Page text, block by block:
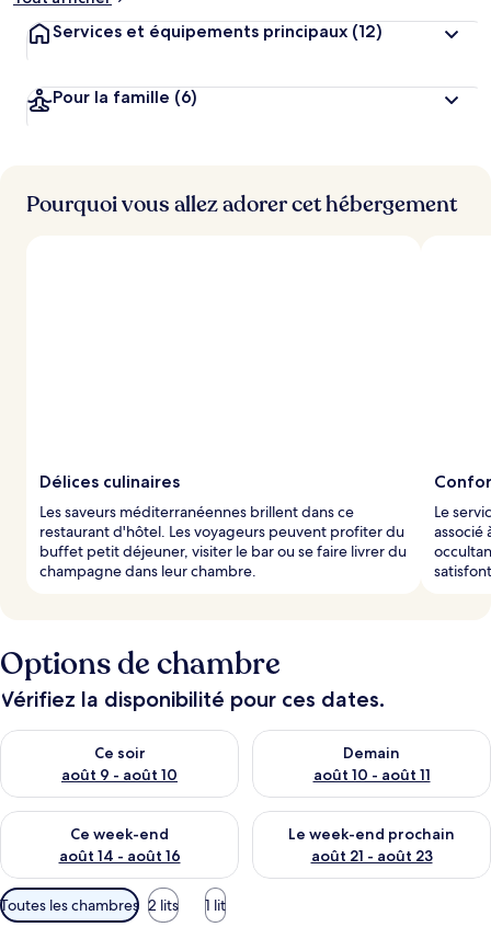
Services et équipements principaux (12)
Pour la famille (6)
Pourquoi vous allez adorer cet hébergement
Délices culinaires
Les saveurs méditerranéennes brillent dans ce
restaurant d'hôtel. Les voyageurs peuvent profiter du
buffet petit déjeuner, visiter le bar ou se faire livrer du
champagne dans leur chambre.
Le
associé
Options de chambre
Vérifiez la disponibilité pour ces dates.
Ce soir
août 9 - août 10
Vérifier la disponibilité pour ce soir août 9 - août 10
Demain
août 10 - août 11
Vérifier la disponibilité pour
Ce week-end
août 14 - août 16
Vérifier la disponibilité pour ce week-end août 14 - août 16
Le week-end prochain
août 21 - août 23
Vérifier la disponibilité pour
Filtres
disponibles
Toutes les chambres 2 lits 1 lit